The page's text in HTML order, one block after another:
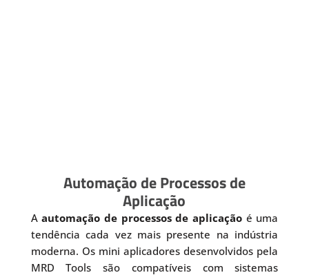
Automação de Processos de
Aplicação
Aautomação de processos de aplicaçãoé uma
tendência cada vez mais presente na indústria
moderna. Os mini aplicadores desenvolvidos pela
MRD Tools são compatíveis com sistemas